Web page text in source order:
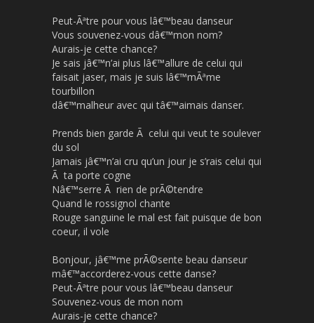
Peut-Ãªtre pour vous lâ€™beau danseur
Vous souvenez-vous dâ€™mon nom?
Aurais-je cette chance?
Je sais jâ€™n’ai plus lâ€™allure de celui qui
faisait jaser, mais je suis lâ€™mÃªme
tourbillon
dâ€™malheur avec qui tâ€™aimais danser.
Prends bien garde Ã celui qui veut te soulever
du sol
Jamais jâ€™n’ai cru qu’un jour je s’rais celui qui
Ã ta porte cogne
Nâ€™serre Ã rien de prÃ©tendre
Quand le rossignol chante
Rouge sanguine le mal est fait puisque de bon
coeur, il vole
Bonjour, jâ€™me prÃ©sente beau danseur
mâ€™accorderez-vous cette danse?
Peut-Ãªtre pour vous lâ€™beau danseur
Souvenez-vous de mon nom
Aurais-je cette chance?